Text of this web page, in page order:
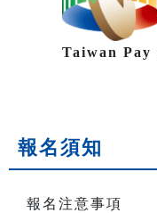
Taiwan Pay
報名須知
報名注意事項